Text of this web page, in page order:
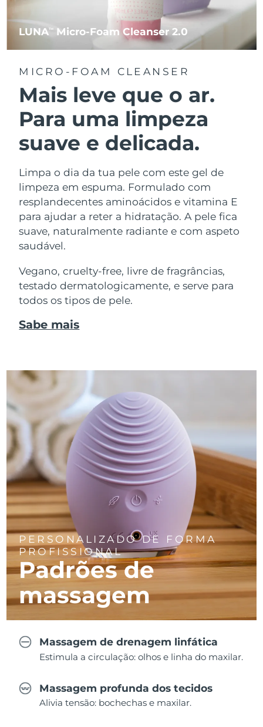
LUNATM Micro-Foam Cleanser 2.0
MICRO-FOAM CLEANSER
Mais leve que o ar.
Para uma limpeza
suave e delicada.
Limpa o dia da tua pele com este gel de
limpeza em espuma. Formulado com
resplandecentes aminoácidos e vitamina E
para ajudar a reter a hidratação. A pele fica
suave, naturalmente radiante e com aspeto
saudável.
Vegano, cruelty-free, livre de fragrâncias,
testado dermatologicamente, e serve para
todos os tipos de pele.
Sabe mais
PERSONALIZADO DE FORMA
PROFISSIONAL
Padrões de
massagem
Massagem de drenagem linfática
Estimula a circulação: olhos e linha do maxilar.
Massagem profunda dos tecidos
Alivia tensão: bochechas e maxilar.